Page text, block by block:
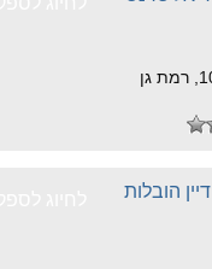
דיין הובלות